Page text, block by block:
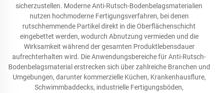
sicherzustellen. Moderne Anti-Rutsch-Bodenbelagsmaterialien
nutzen hochmoderne Fertigungsverfahren, bei denen
rutschhemmende Partikel direkt in die Oberflächenschicht
eingebettet werden, wodurch Abnutzung vermieden und die
Wirksamkeit während der gesamten Produktlebensdauer
aufrechterhalten wird. Die Anwendungsbereiche für Anti-Rutsch-
Bodenbelagsmaterial erstrecken sich über zahlreiche Branchen und
Umgebungen, darunter kommerzielle Küchen, Krankenhausflure,
Schwimmbaddecks, industrielle Fertigungsböden,